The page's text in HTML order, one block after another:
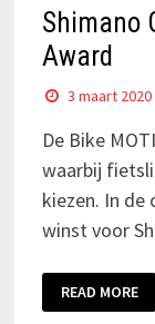
Shimano
Award
3 maart 2020
De Bike
waarbij
kiezen. In
winst voor
READ MORE